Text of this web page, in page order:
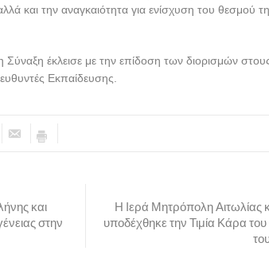
και την αναγκαιότητα για ενίσχυση του θεσμού
Σύναξη έκλεισε με την επίδοση των διορισμών
Εκπαίδευσης.
και
στην
Η Ιερά Μητρόπολη Αιτωλίας
υποδέχθηκε την Τιμία Κάρα